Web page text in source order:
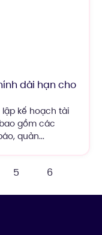
dài hạn cho
kế hoạch tài
gồm các
quản...
5 6